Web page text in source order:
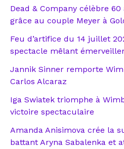
Dead & Company célèbre
grâce au couple Meyer à
Feu d’artifice du 14 juillet
spectacle mêlant
Jannik Sinner remporte
Carlos Alcaraz
Iga Swiatek triomphe à
victoire spectaculaire
Amanda Anisimova crée la
battant Aryna Sabalenka et